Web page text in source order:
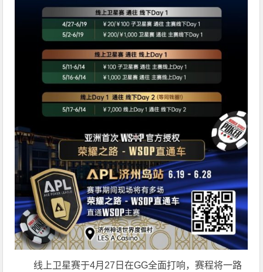
线上卫星赛于4月27日在GG全面打响，赛程将一路